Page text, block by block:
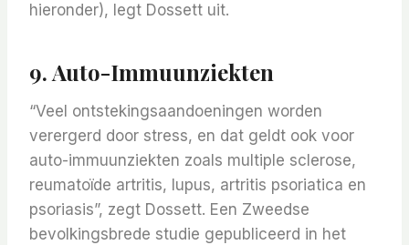
hieronder), legt Dossett uit.
9. Auto-Immuunziekten
“Veel ontstekingsaandoeningen worden
verergerd door stress, en dat geldt ook voor
auto-immuunziekten zoals multiple sclerose,
reumatoïde artritis, lupus, artritis psoriatica en
psoriasis”, zegt Dossett. Een Zweedse
bevolkingsbrede studie gepubliceerd in het